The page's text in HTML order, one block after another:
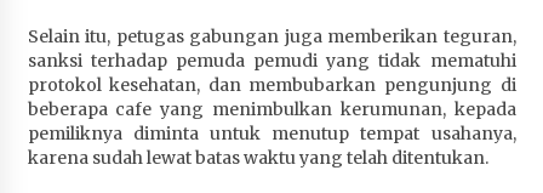
Selain itu, petugas gabungan juga memberikan teguran,
sanksi terhadap pemuda pemudi yang tidak mematuhi
protokol kesehatan, dan membubarkan pengunjung di
beberapa cafe yang menimbulkan kerumunan, kepada
pemiliknya diminta untuk menutup tempat usahanya,
karena sudah lewat batas waktu yang telah ditentukan.